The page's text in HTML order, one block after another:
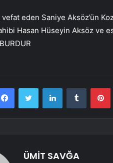
vefat eden Saniye Aksöz’ün
Hasan Hüseyin Aksöz ve
FacebookTwitter LinkedInTumblr
ÜMİT SAVĞA